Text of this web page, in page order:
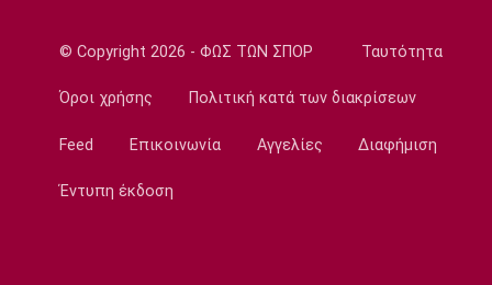
Μπορούσια
Παρί Σεν
Μαρσέιγ
Μονακό
© Copyright 2026 - ΦΩΣ ΤΩΝ ΣΠΟΡ Ταυτότητα
Όροι χρήσης Πολιτική κατά των διακρίσεων
Feed Επικοινωνία Αγγελίες Διαφήμιση
Έντυπη έκδοση